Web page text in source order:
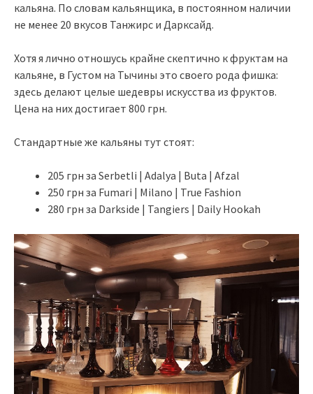
кальяна. По словам кальянщика, в постоянном наличии
не менее 20 вкусов Танжирс и Дарксайд.
Хотя я лично отношусь крайне скептично к фруктам на
кальяне, в Густом на Тычины это своего рода фишка:
здесь делают целые шедевры искусства из фруктов.
Цена на них достигает 800 грн.
Стандартные же кальяны тут стоят:
205 грн за Serbetli | Adalya | Buta | Afzal
250 грн за Fumari | Milano | True Fashion
280 грн за Darkside | Tangiers | Daily Hookah